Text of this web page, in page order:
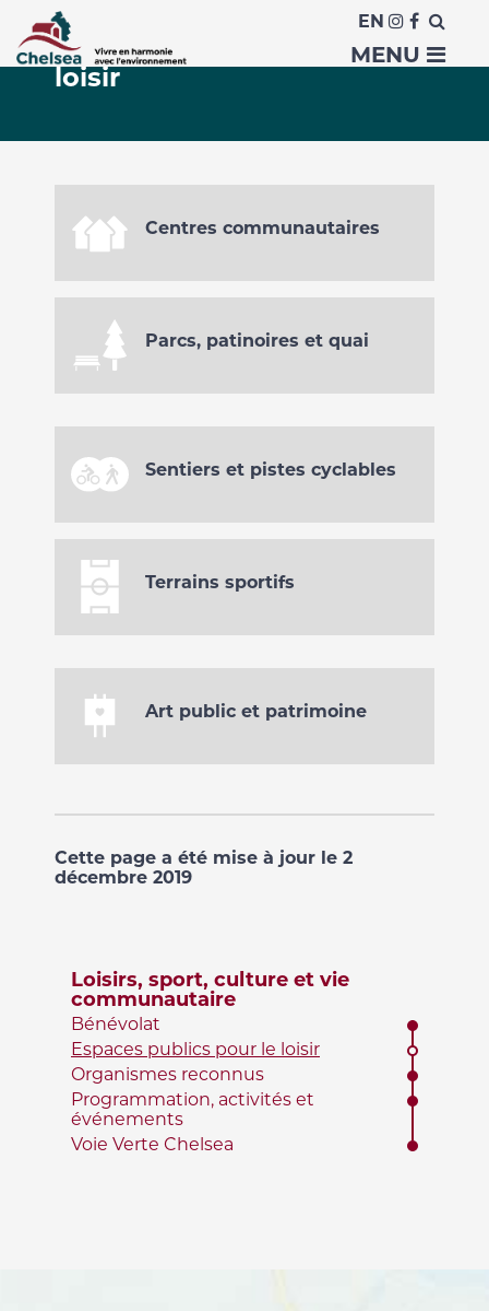
EN
MENU
Espaces publics pour le
loisir
Centres communautaires
Parcs, patinoires et quai
Sentiers et pistes cyclables
Terrains sportifs
Art public et patrimoine
Cette page a été mise à jour le 2
décembre 2019
Loisirs, sport, culture et vie
communautaire
Bénévolat
Espaces publics pour le loisir
Organismes reconnus
Programmation, activités et
événements
Voie Verte Chelsea